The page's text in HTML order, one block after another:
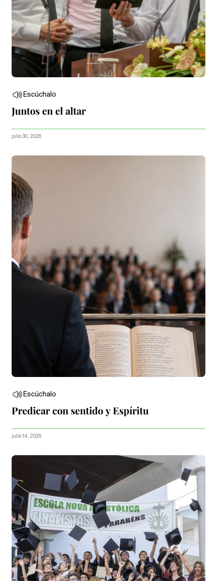
Escúchalo
Juntos en el altar
julio 30, 2026
Escúchalo
Predicar con sentido y Espíritu
julio 14, 2026